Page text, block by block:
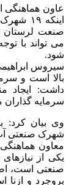
عاون هماهنگی
اینکه
صنعت
می تواند با
شود.
سیروس
بالا است و
داشت: ایجاد
سرمایه گذاران
وی بیان کرد:
شهرک صنعتی
معاون هماهنگی
یکی از
بروجرد و ازنا